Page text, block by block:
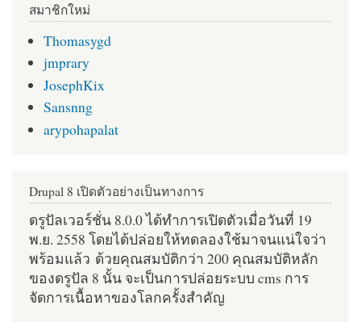
สมาชิกใหม่
Thomasygd
jmprary
JosephKix
Sansnng
arypohapalat
Drupal 8 เปิดตัวอย่างเป็นทางการ
ดรูปัลเวอร์ชั่น 8.0.0 ได้ทำการเปิดตัวเมื่อวันที่ 19
พ.ย. 2558 โดยได้ปล่อยให้ทดลองใช้มาจนแน่ใจว่า
พร้อมแล้ว ด้วยคุณสมบัติกว่า 200 คุณสมบัติหลัก
ของดรูปัล 8 นั้น จะเป็นการปล่อยระบบ cms การ
จัดการเนื้อหาของโลกครั้งสำคัญ